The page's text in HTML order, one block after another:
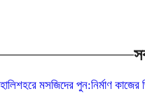
হালিশহরে মসজিদের পুন:নির্মাণ